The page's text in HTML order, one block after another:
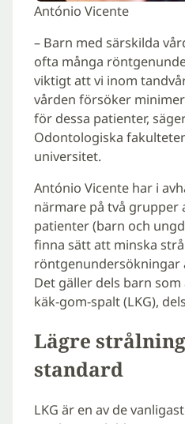
António Vicente
– Barn med särskilda
ofta många
viktigt att vi inom
vården försöker
för dessa patienter,
Odontologiska
universitet.
António Vicente har i
närmare på två grupper
patienter (barn och
finna sätt att minska
röntgenundersökningar
Det gäller dels barn
käk-gom-spalt (LKG),
Lägre
standard
LKG är en av de